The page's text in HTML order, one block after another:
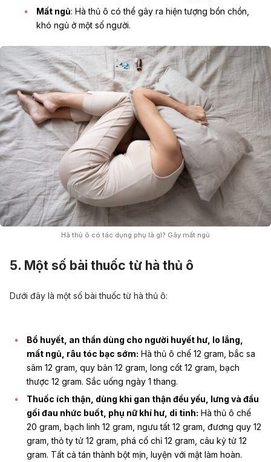
Mất ngủ: Hà thủ ô có thể gây ra hiện tượng bồn chồn,
khó ngủ ở một số người.
Hà thủ ô có tác dụng phụ là gì? Gây mất ngủ
5. Một số bài thuốc từ hà thủ ô
Dưới đây là một số bài thuốc từ hà thủ ô:
Bổ huyết, an thần dùng cho người huyết hư, lo lắng,
mất ngủ, râu tóc bạc sớm: Hà thủ ô chế 12 gram, bắc sa
sâm 12 gram, quy bản 12 gram, long cốt 12 gram, bạch
thược 12 gram. Sắc uống ngày 1 thang.
Thuốc ích thận, dùng khi gan thận đều yếu, lưng và đầu
gối đau nhức buốt, phụ nữ khí hư, di tinh: Hà thủ ô chế
20 gram, bạch linh 12 gram, ngưu tất 12 gram, đương quy 12
gram, thỏ ty tử 12 gram, phá cố chỉ 12 gram, câu kỷ tử 12
gram. Tất cả tán thành bột mịn, luyện với mật làm hoàn.